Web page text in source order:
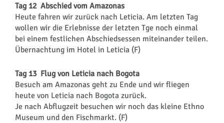
Tag 12 Abschied vom Amazonas
Heute fahren wir zurück nach Leticia. Am letzten Tag
wollen wir die Erlebnisse der letzten Tge noch einmal
bei einem festlichen Abschiedsessen miteinander teilen.
Übernachtung im Hotel in Leticia (F)
Tag 13 Flug von Leticia nach Bogota
Besuch am Amazonas geht zu Ende und wir fliegen
heute von Leticia nach Bogota zurück.
Je nach Abflugzeit besuchen wir noch das kleine Ethno
Museum und den Fischmarkt. (F)